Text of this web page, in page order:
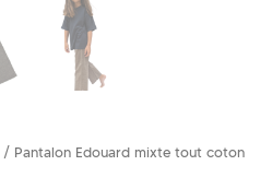
/ Pantalon Edouard mixte tout coton